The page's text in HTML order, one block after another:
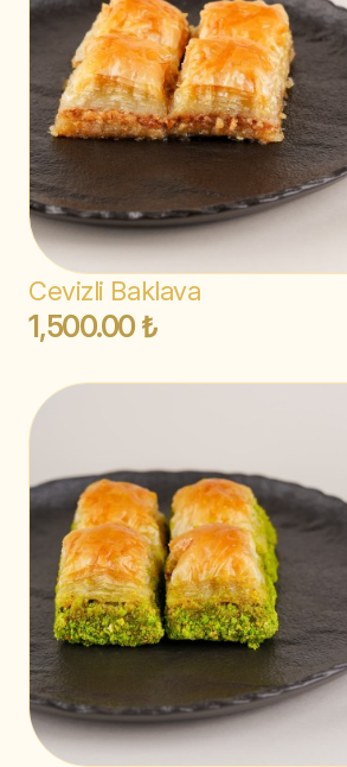
Cevizli Baklava
1,500.00 ₺